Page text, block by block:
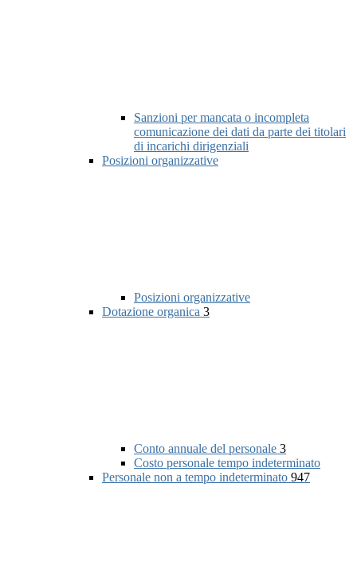
Sanzioni per mancata o incompleta
comunicazione dei dati da parte dei titolari
di incarichi dirigenziali
Posizioni organizzative
Posizioni organizzative
Dotazione organica 3
Conto annuale del personale 3
Costo personale tempo indeterminato
Personale non a tempo indeterminato 947